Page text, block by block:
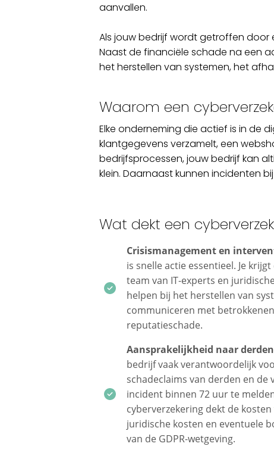
aanvallen.
Als jouw bedrijf wordt getroffen door
Naast de financiële schade na een
het herstellen van systemen, het
Waarom een
Elke onderneming die actief is in de
klantgegevens verzamelt, een
bedrijfsprocessen, jouw bedrijf kan
klein. Daarnaast kunnen incidenten
Wat dekt een
Crisismanagement en
is snelle actie essentieel. Je
team van IT-experts en
helpen bij het herstellen van
communiceren met
reputatieschade.
Aansprakelijkheid naar
bedrijf vaak verantwoordelijk
schadeclaims van derden en
incident binnen 72 uur te
cyberverzekering dekt de
juridische kosten en eventuele
van de GDPR-wetgeving.